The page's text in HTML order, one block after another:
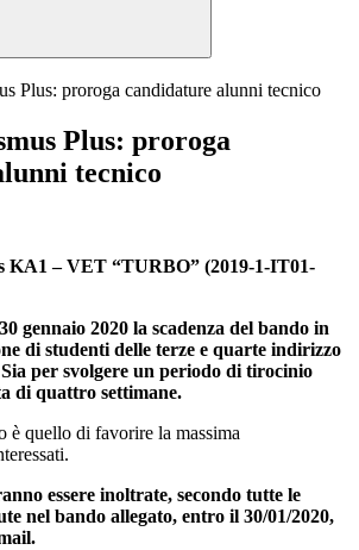
Plus: proroga candidature alunni tecnico
Plus: proroga
tecnico
KA1 – VET “TURBO” (2019-1-IT01-
gennaio 2020 la scadenza del bando in
di studenti delle terze e quarte indirizzo
per svolgere un periodo di tirocinio
di quattro settimane.
è quello di favorire la massima
essere inoltrate, secondo tutte le
nel bando allegato, entro il 30/01/2020,